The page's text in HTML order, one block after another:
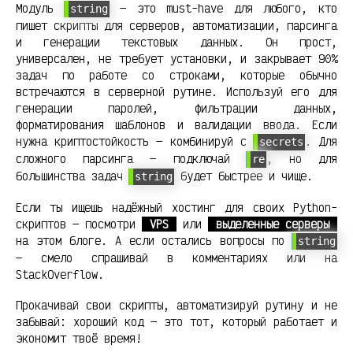
Модуль string
— это must-have для любого, кто
пишет скрипты для серверов, автоматизации, парсинга
и генерации текстовых данных. Он прост,
универсален, не требует установки, и закрывает 90%
задач по работе со строками, которые обычно
встречаются в серверной рутине. Используй его для
генерации паролей, фильтрации данных,
форматирования шаблонов и валидации ввода. Если
нужна криптостойкость — комбинируй с
secrets . Для
сложного парсинга — подключай
re , но для
большинства задач
string будет быстрее и чище.
Если ты ищешь надёжный хостинг для своих Python-
скриптов — посмотри
VPS или
выделенные серверы
на этом блоге. А если остались вопросы по
string
— смело спрашивай в комментариях или на
StackOverflow.
Прокачивай свои скрипты, автоматизируй рутину и не
забывай: хороший код — это тот, который работает и
экономит твоё время!